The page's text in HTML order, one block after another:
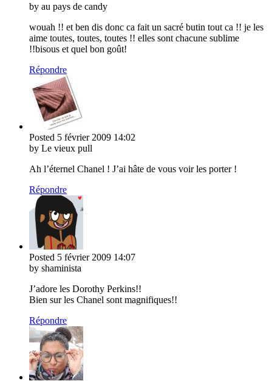
by au pays de candy
wouah !! et ben dis donc ca fait un sacré butin tout ca !! je les
aime toutes, toutes, toutes !! elles sont chacune sublime
!!bisous et quel bon goût!
Répondre
Posted 5 février 2009 14:02
by Le vieux pull
Ah l’éternel Chanel ! J’ai hâte de vous voir les porter !
Répondre
Posted 5 février 2009 14:07
by shaminista
J’adore les Dorothy Perkins!!
Bien sur les Chanel sont magnifiques!!
Répondre